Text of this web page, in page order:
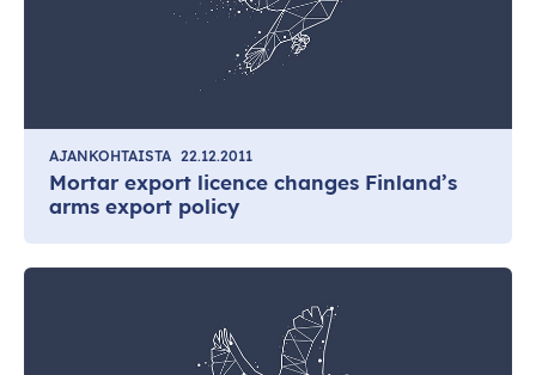
AJANKOHTAISTA 22.12.2011
Mortar export licence changes Finland’s
arms export policy